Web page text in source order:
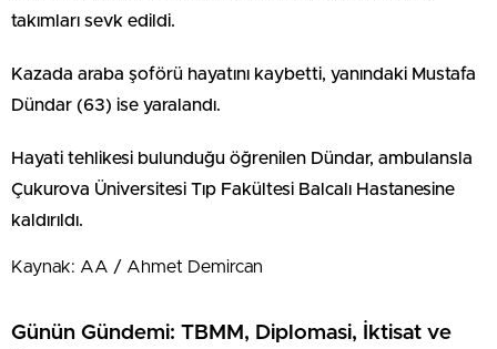
takımları sevk edildi.
Kazada araba şoförü hayatını kaybetti, yanındaki Mustafa
Dündar (63) ise yaralandı.
Hayati tehlikesi bulunduğu öğrenilen Dündar, ambulansla
Çukurova Üniversitesi Tıp Fakültesi Balcalı Hastanesine
kaldırıldı.
Kaynak: AA / Ahmet Demircan
Günün Gündemi: TBMM, Diplomasi, İktisat ve